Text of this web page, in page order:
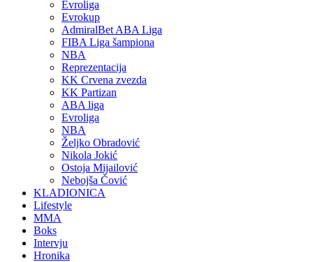
Evroliga
Evrokup
AdmiralBet ABA Liga
FIBA Liga šampiona
NBA
Reprezentacija
KK Crvena zvezda
KK Partizan
ABA liga
Evroliga
NBA
Željko Obradović
Nikola Jokić
Ostoja Mijailović
Nebojša Čović
KLADIONICA
Lifestyle
MMA
Boks
Intervju
Hronika